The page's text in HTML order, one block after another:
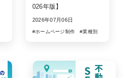
026年版】
2026年07月06日
#ホームページ制作 #業種別